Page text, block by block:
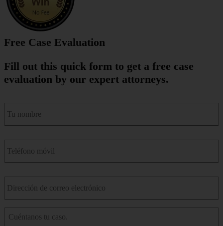
Free Case Evaluation
Fill out this quick form to get a free case
evaluation by our expert attorneys.
nombre *
Teléfono
móvil
*
Correo
electrónico
*
Cuéntenos
sobre